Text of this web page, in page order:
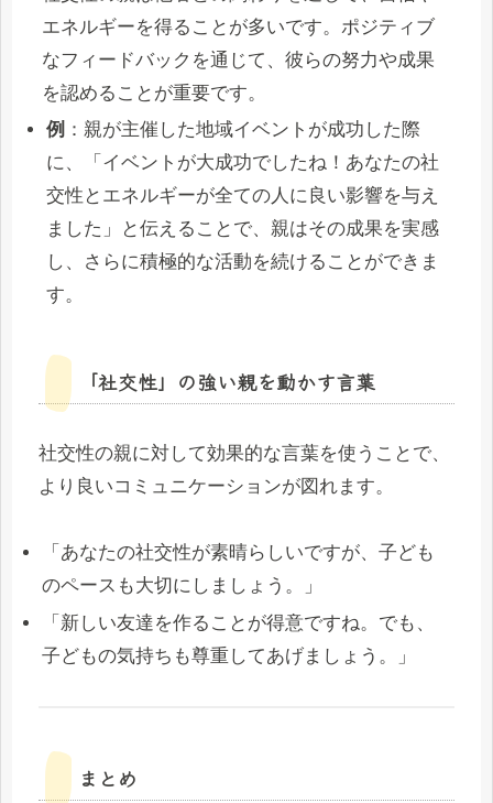
エネルギーを得ることが多いです。ポジティブ
なフィードバックを通じて、彼らの努力や成果
を認めることが重要です。
例 ：親が主催した地域イベントが成功した際
に、「イベントが大成功でしたね！あなたの社
交性とエネルギーが全ての人に良い影響を与え
ました」と伝えることで、親はその成果を実感
し、さらに積極的な活動を続けることができま
す。
「社交性」の強い親を動かす言葉
社交性の親に対して効果的な言葉を使うことで、
より良いコミュニケーションが図れます。
「あなたの社交性が素晴らしいですが、子ども
のペースも大切にしましょう。」
「新しい友達を作ることが得意ですね。でも、
子どもの気持ちも尊重してあげましょう。」
まとめ